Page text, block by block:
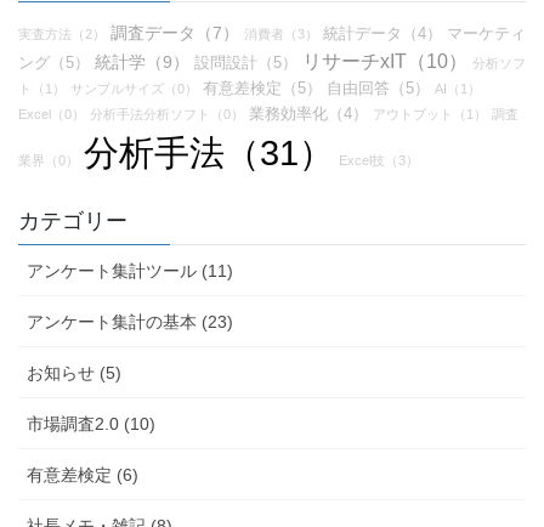
実査方法（2） 調査データ（7） 消費者（3） 統計データ（4）
マーケティ
ング（5）
統計学（9） 設問設計（5） リサーチxIT（10）
分析ソフ
ト（1）
サンプルサイズ（0） 有意差検定（5） 自由回答（5）
AI（1）
Excel（0）
分析手法分析ソフト（0） 業務効率化（4） アウトプット（1） 調査
業界（0） 分析手法（31） Excel技（3）
カテゴリー
アンケート集計ツール (11)
アンケート集計の基本 (23)
お知らせ (5)
市場調査2.0 (10)
有意差検定 (6)